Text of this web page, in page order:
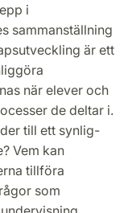
i
sammanställning
är ett
när elever och
de deltar i.
till ett synlig-
Vem kan
tillföra
som